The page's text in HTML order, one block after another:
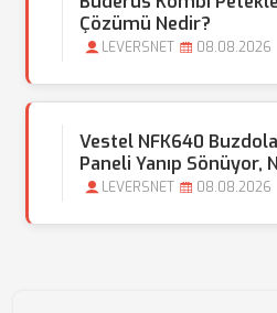
Çözümü Nedir?
LEVERSNET 08.08.2026
Vestel NFK640
Paneli Yanıp Sönüyor,
LEVERSNET 08.08.2026